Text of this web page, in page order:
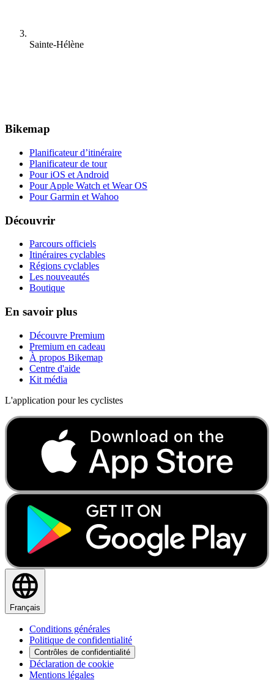
Sainte-Hélène
Bikemap
Planificateur d’itinéraire
Planificateur de tour
Pour iOS et Android
Pour Apple Watch et Wear OS
Pour Garmin et Wahoo
Découvrir
Parcours officiels
Itinéraires cyclables
Régions cyclables
Les nouveautés
Boutique
En savoir plus
Découvre Premium
Premium en cadeau
À propos Bikemap
Centre d'aide
Kit média
L'application pour les cyclistes
Français
Conditions générales
Politique de confidentialité
Contrôles de confidentialité
Déclaration de cookie
Mentions légales